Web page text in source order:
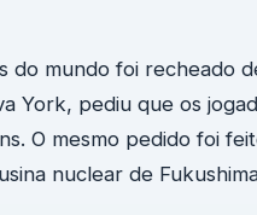
do mundo foi recheado
York, pediu que os
O mesmo pedido foi
nuclear de